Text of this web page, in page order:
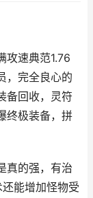
攻速典范1.76
，完全良心的
备回收，灵符
终极装备，拼
真的强，有治
能增加怪物受